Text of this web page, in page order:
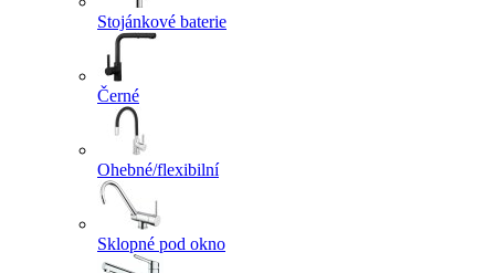
Stojánkové baterie
Černé
Ohebné/flexibilní
Sklopné pod okno